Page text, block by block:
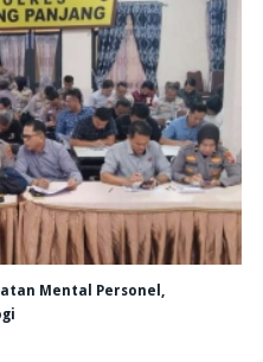
Mental Personel,